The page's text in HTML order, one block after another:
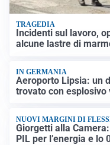
TRAGEDIA
Incidenti sul lavoro,
alcune lastre di
IN GERMANIA
Aeroporto Lipsia: un
trovato con
NUOVI MARGINI DI
Giorgetti alla Camera:
PIL per l’energia e lo